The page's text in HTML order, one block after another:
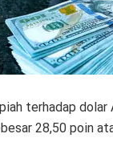
terhadap
28,50 poin